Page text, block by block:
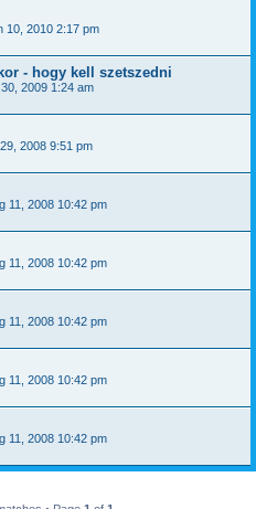
10, 2010 2:17 pm
- hogy kell szetszedni
2009 1:24 am
2008 9:51 pm
11, 2008 10:42 pm
11, 2008 10:42 pm
11, 2008 10:42 pm
11, 2008 10:42 pm
11, 2008 10:42 pm